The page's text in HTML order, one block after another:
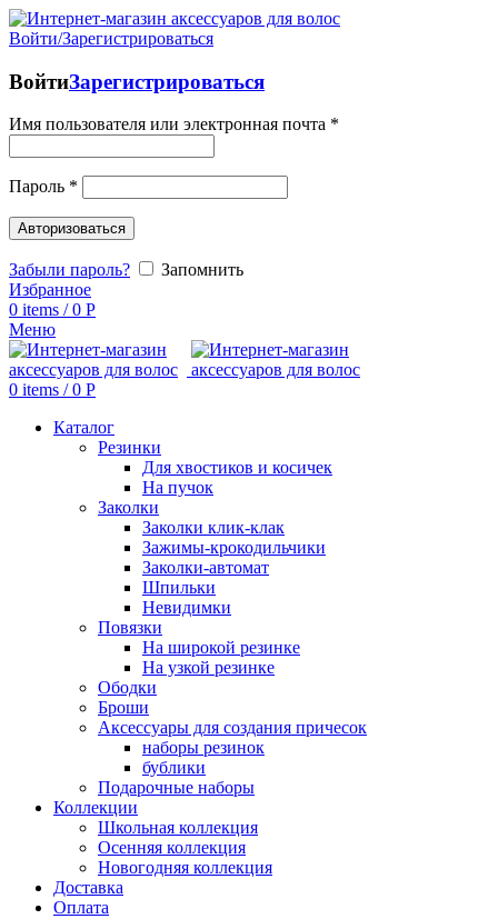
Войти/Зарегистрироваться
ВойтиЗарегистрироваться
Имя пользователя или электронная почта *
Пароль *
Авторизоваться
Забыли пароль?
Запомнить
Избранное
0 items / 0 Р
Меню
0 items / 0 Р
Каталог
Резинки
Для хвостиков и косичек
На пучок
Заколки
Заколки клик-клак
Зажимы-крокодильчики
Заколки-автомат
Шпильки
Невидимки
Повязки
На широкой резинке
На узкой резинке
Ободки
Броши
Аксессуары для создания причесок
наборы резинок
бублики
Подарочные наборы
Коллекции
Школьная коллекция
Осенняя коллекция
Новогодняя коллекция
Доставка
Оплата